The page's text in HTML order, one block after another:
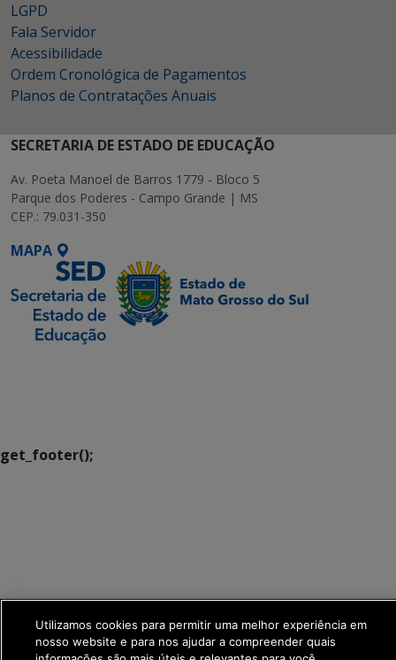
LGPD
Fala Servidor
Acessibilidade
Ordem Cronológica de Pagamentos
Planos de Contratações Anuais
SECRETARIA DE ESTADO DE EDUCAÇÃO
Av. Poeta Manoel de Barros 1779 - Bloco 5
Parque dos Poderes - Campo Grande | MS
CEP.: 79.031-350
MAPA
get_footer();
Utilizamos cookies para permitir uma melhor experiência em
nosso website e para nos ajudar a compreender quais